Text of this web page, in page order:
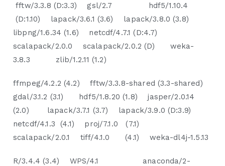
fftw/3.3.8 (D:3.3) gsl/2.7 hdf5/1.10.4
(D:1.10) lapack/3.6.1 (3.6) lapack/3.8.0 (3.8)
libpng/1.6.34 (1.6) netcdf/4.7.1 (D:4.7)
scalapack/2.0.0 scalapack/2.0.2 (D) weka-
3.8.3 zlib/1.2.11 (1.2)
ffmpeg/4.2.2 (4.2) fftw/3.3.8-shared (3.3-shared)
gdal/3.1.2 (3.1) hdf5/1.8.20 (1.8) jasper/2.0.14
(2.0) lapack/3.7.1 (3.7) lapack/3.9.0 (D:3.9)
netcdf/4.1.3 (4.1) proj/7.1.0 (7.1)
scalapack/2.0.1 tiff/4.1.0 (4.1) weka-dl4j-1.5.13
R/3.4.4 (3.4) WPS/4.1 anaconda/2-